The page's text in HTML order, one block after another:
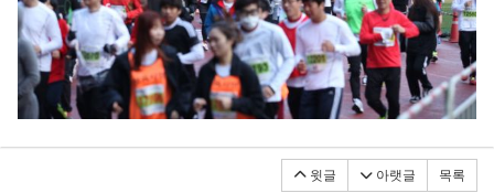
윗글 아랫글 목록